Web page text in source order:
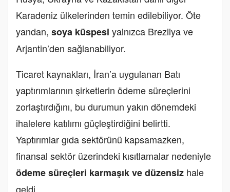
Karadeniz ülkelerinden temin edilebiliyor. Öte
yandan, soya küspesi yalnızca Brezilya ve
Arjantin’den sağlanabiliyor.
Ticaret kaynakları, İran’a uygulanan Batı
yaptırımlarının şirketlerin ödeme süreçlerini
zorlaştırdığını, bu durumun yakın dönemdeki
ihalelere katılımı güçleştirdiğini belirtti.
Yaptırımlar gıda sektörünü kapsamazken,
finansal sektör üzerindeki kısıtlamalar nedeniyle
ödeme süreçleri karmaşık ve düzensiz hale
geldi.